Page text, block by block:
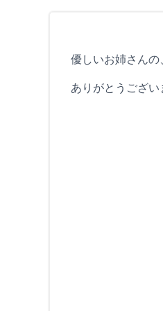
優しいお姉さん
ありがとうござい